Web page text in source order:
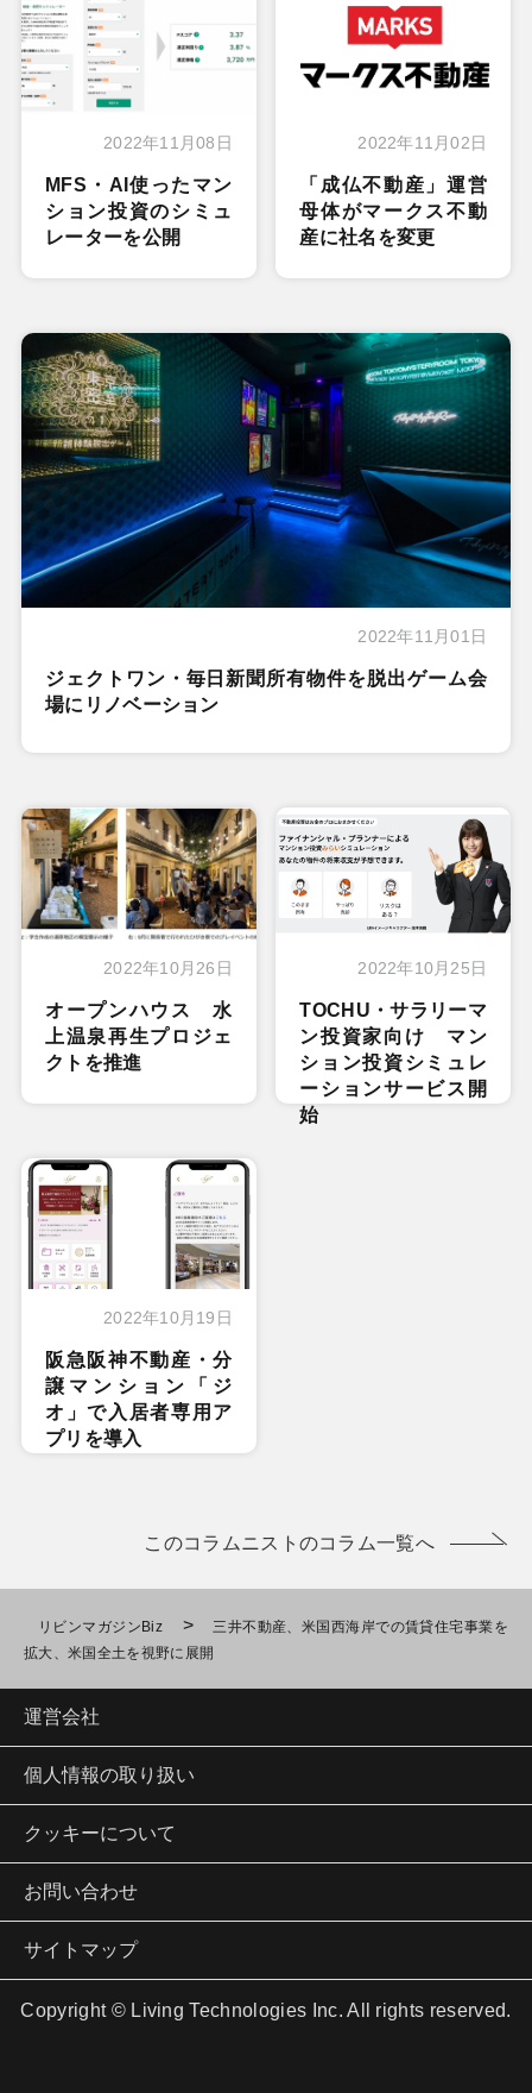
2022年11月08日
MFS・AI使ったマン
ション投資のシミュ
レーターを公開
2022年11月02日
「成仏不動産」運営
母体がマークス不動
産に社名を変更
2022年11月01日
ジェクトワン・毎日新聞所有物件を脱出ゲーム会
場にリノベーション
2022年10月26日
オープンハウス 水
上温泉再生プロジェ
クトを推進
2022年10月25日
TOCHU・サラリーマ
ン投資家向け マン
ション投資シミュレ
ーションサービス開
始
2022年10月19日
阪急阪神不動産・分
譲マンション「ジ
オ」で入居者専用ア
プリを導入
このコラムニストのコラム一覧へ
リビンマガジンBiz >
三井不動産、米国西海岸での賃貸住宅事業を
拡大、米国全土を視野に展開
運営会社
個人情報の取り扱い
クッキーについて
お問い合わせ
サイトマップ
Copyright © Living Technologies Inc. All rights reserved.